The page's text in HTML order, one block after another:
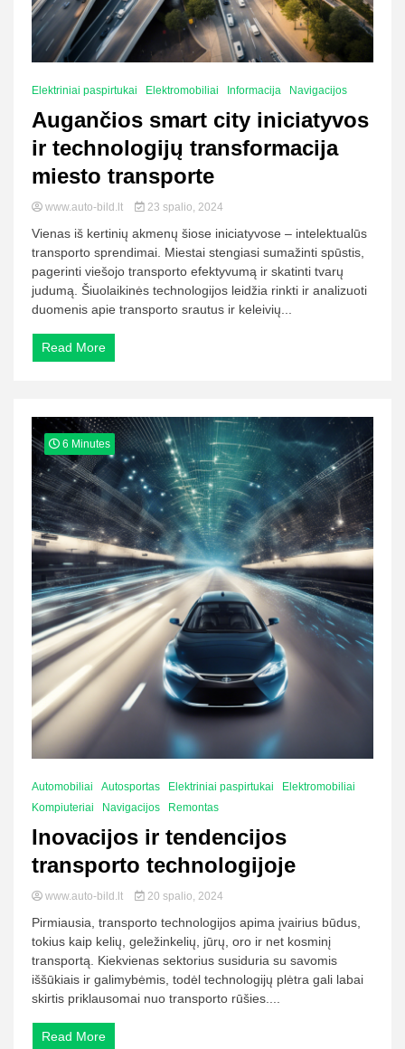
Elektriniai paspirtukai Elektromobiliai Informacija Navigacijos
Augančios smart city iniciatyvos
ir technologijų transformacija
miesto transporte
www.auto-bild.lt 23 spalio, 2024
Vienas iš kertinių akmenų šiose iniciatyvose – intelektualūs
transporto sprendimai. Miestai stengiasi sumažinti spūstis,
pagerinti viešojo transporto efektyvumą ir skatinti tvarų
judumą. Šiuolaikinės technologijos leidžia rinkti ir analizuoti
duomenis apie transporto srautus ir keleivių...
Read More
6 Minutes
Automobiliai Autosportas Elektriniai paspirtukai
Elektromobiliai
Kompiuteriai
Navigacijos Remontas
Inovacijos ir tendencijos
transporto technologijoje
www.auto-bild.lt 20 spalio, 2024
Pirmiausia, transporto technologijos apima įvairius būdus,
tokius kaip kelių, geležinkelių, jūrų, oro ir net kosminį
transportą. Kiekvienas sektorius susiduria su savomis
iššūkiais ir galimybėmis, todėl technologijų plėtra gali labai
skirtis priklausomai nuo transporto rūšies....
Read More